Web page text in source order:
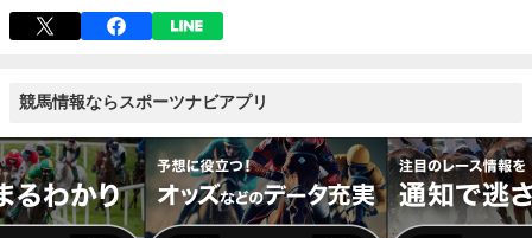
競馬情報ならスポーツナビアプリ